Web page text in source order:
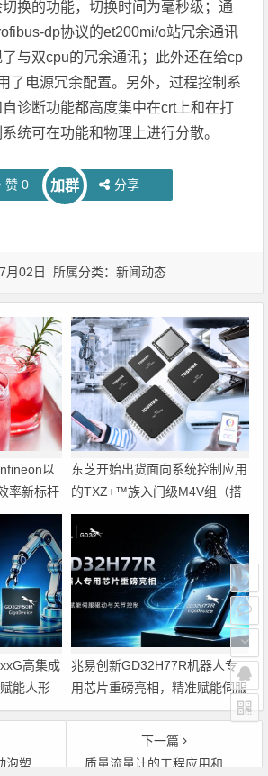
换的功能，切换时间为毫秒级；通
dp协议的et200mi/o站冗余通讯
与双cpu的冗余通讯；此外还在给cp
了电源冗余配置。另外，过程控制系
诊断功能都高度集中在crt上和在打
统可在功能和物理上进行分散。
赞 0 加群 分享
月02日 所属分类：新闻动态
以
率新标杆
东芝开始出货面向系统控制应用
的TXZ+™族入门级M4V组（搭
载Arm Cortex‑M4内核的标准微
控制器）工程样品
高集成
能人形
兆易创新GD32H77R机器人专
用芯片重磅亮相，精准赋能伺服
驱动与关节控制
的应用
下一篇
质量流量计的工程应用和维护